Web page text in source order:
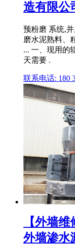
造有限公
预粉磨 系统,
磨水泥熟料、
... 一、现用的
天需要 .
联系电话: 180
【外墙
外墙渗水